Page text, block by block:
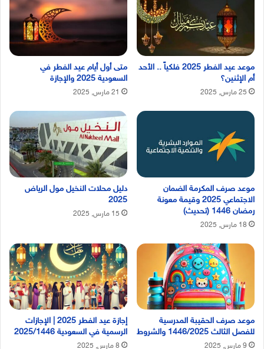
موعد عيد الفطر 2025 فلكياً .. الأحد
أم الإثنين؟
25 مارس, 2025
متى أول أيام عيد الفطر في
السعودية 2025 والإجازة
21 مارس, 2025
موعد صرف المكرمة الضمان
الاجتماعي 2025 وقيمة معونة
رمضان 1446 (تحديث)
18 مارس, 2025
دليل محلات النخيل مول الرياض
2025
15 مارس, 2025
موعد صرف الحقيبة المدرسية
للفصل الثالث 1446/2025 والشروط
9 مارس, 2025
إجازة عيد الفطر 2025 | الإجازات
الرسمية في السعودية 2025/1446
8 مارس, 2025